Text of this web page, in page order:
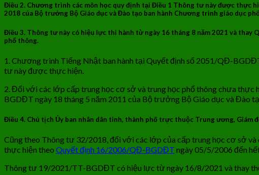
Điều 2. Chương trình các môn học quy định tại Điều 1 Thông tư này được thực
2018 của Bộ trưởng Bộ Giáo dục và Đào tạo ban hành Chương trình giáo dục
Điều 3. Thông tư này có hiệu lực thi hành từ ngày 16 tháng 8 năm 2021 và
phổ thông.
1. Chương trình Tiếng Nhật ban hành tại Quyết định số 2051/QĐ-
tư này được thực hiện.
2. Đối với các lớp cấp trung học cơ sở và trung học phổ thông chưa
BGDĐT ngày 18 tháng 5 năm 2011 của Bộ trưởng Bộ Giáo dục và Đào
Điều 4. Chủ tịch Ủy ban nhân dân tỉnh, thành phố trực thuộc Trung ương, Giám
Cũng theo Thông tư 32/2018, đối với các lớp của cấp trung học cơ sở
thực hiện theo Quyết định 16/2006/QĐ-BGDĐT ngày 05/5/2006 đến
Thông tư 19/2021/TT-BGDĐT có hiệu lực từ ngày 16/8/2021 và thay